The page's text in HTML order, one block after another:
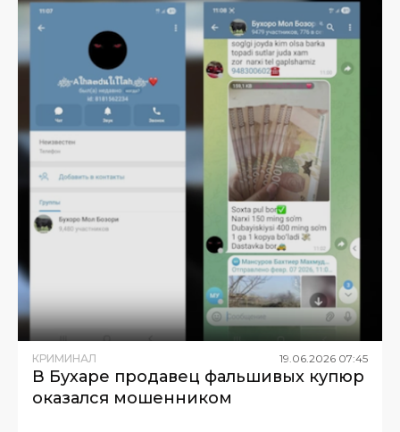
КРИМИНАЛ 19 06 2026 07:45
В Бухаре продавец фальшивых купюр
оказался мошенником